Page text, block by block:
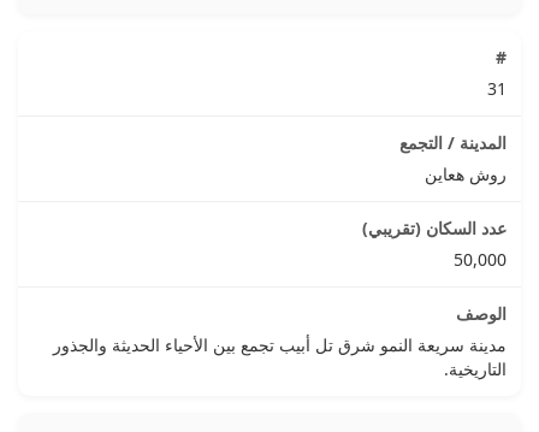
31
روش هعاين
50,000
مدينة سريعة النمو شرق تل أبيب تجمع بين الأحياء الحديثة والجذور
التاريخية.